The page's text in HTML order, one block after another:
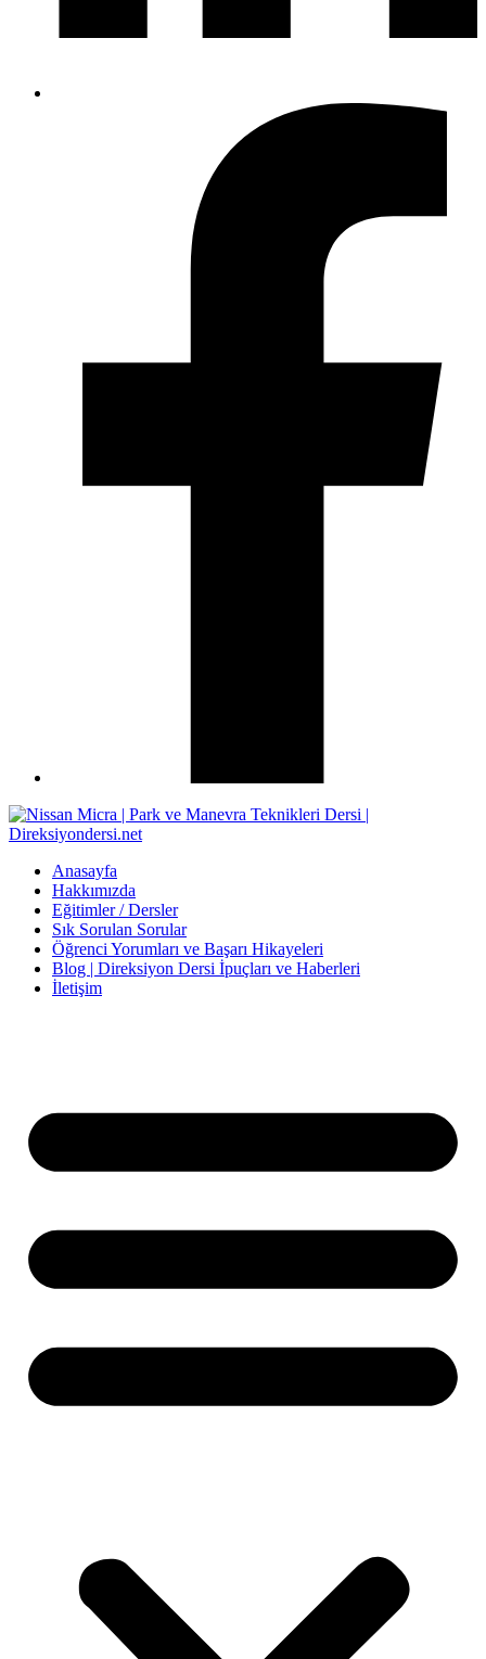
Anasayfa
Hakkımızda
Eğitimler / Dersler
Sık Sorulan Sorular
Öğrenci Yorumları ve Başarı Hikayeleri
Blog | Direksiyon Dersi İpuçları ve Haberleri
İletişim